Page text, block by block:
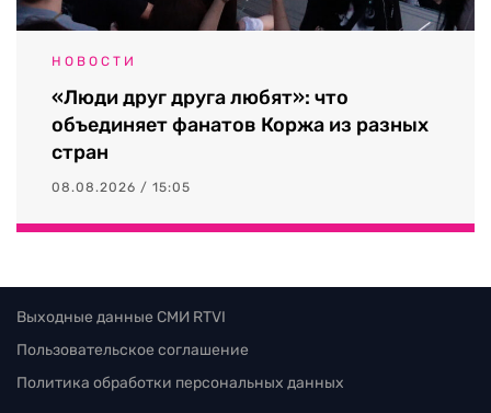
НОВОСТИ
«Люди друг друга любят»: что
объединяет фанатов Коржа из разных
стран
08.08.2026 / 15:05
Выходные данные СМИ RTVI
Пользовательское соглашение
Политика обработки персональных данных